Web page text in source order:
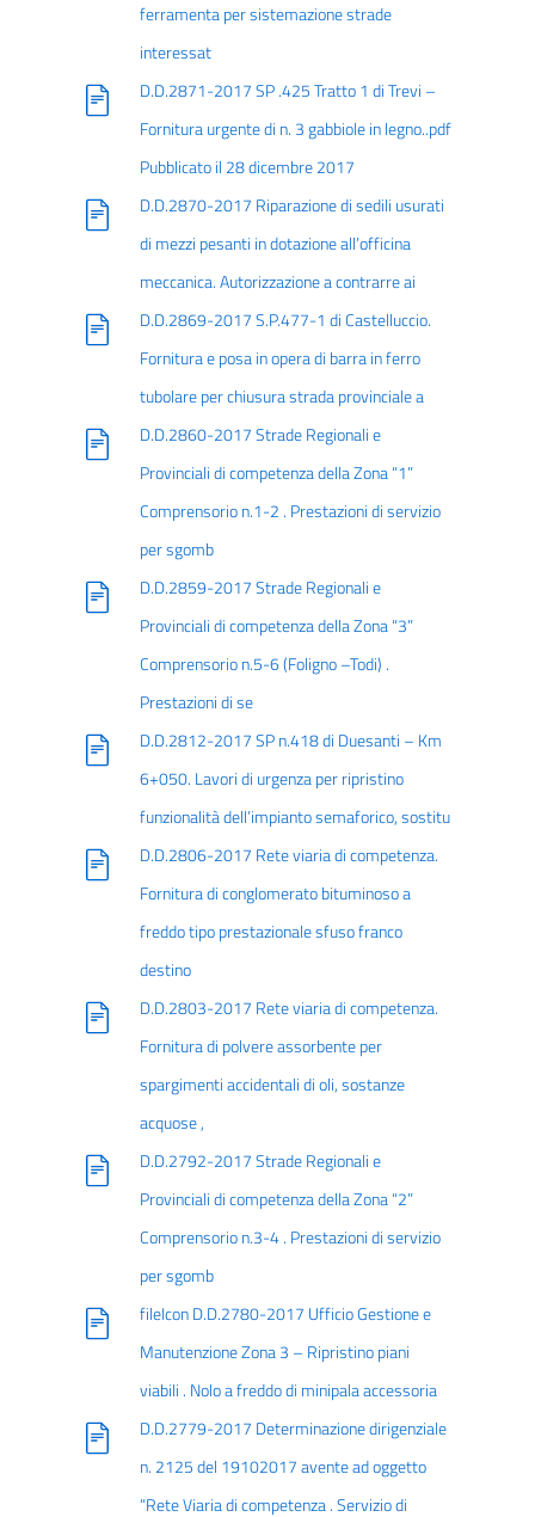
ferramenta per sistemazione strade
interessat
D.D.2871-2017 SP .425 Tratto 1 di Trevi –
Fornitura urgente di n. 3 gabbiole in legno..pdf
Pubblicato il 28 dicembre 2017
D.D.2870-2017 Riparazione di sedili usurati
di mezzi pesanti in dotazione all’officina
meccanica. Autorizzazione a contrarre ai
D.D.2869-2017 S.P.477-1 di Castelluccio.
Fornitura e posa in opera di barra in ferro
tubolare per chiusura strada provinciale a
D.D.2860-2017 Strade Regionali e
Provinciali di competenza della Zona “1”
Comprensorio n.1-2 . Prestazioni di servizio
per sgomb
D.D.2859-2017 Strade Regionali e
Provinciali di competenza della Zona “3”
Comprensorio n.5-6 (Foligno –Todi) .
Prestazioni di se
D.D.2812-2017 SP n.418 di Duesanti – Km
6+050. Lavori di urgenza per ripristino
funzionalità dell’impianto semaforico, sostitu
D.D.2806-2017 Rete viaria di competenza.
Fornitura di conglomerato bituminoso a
freddo tipo prestazionale sfuso franco
destino
D.D.2803-2017 Rete viaria di competenza.
Fornitura di polvere assorbente per
spargimenti accidentali di oli, sostanze
acquose ,
D.D.2792-2017 Strade Regionali e
Provinciali di competenza della Zona “2”
Comprensorio n.3-4 . Prestazioni di servizio
per sgomb
fileIcon D.D.2780-2017 Ufficio Gestione e
Manutenzione Zona 3 – Ripristino piani
viabili . Nolo a freddo di minipala accessoria
D.D.2779-2017 Determinazione dirigenziale
n. 2125 del 19102017 avente ad oggetto
“Rete Viaria di competenza . Servizio di